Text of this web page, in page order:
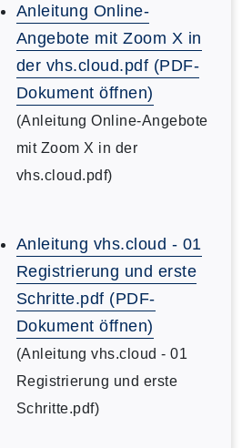
Anleitung Online-
Angebote mit Zoom X in
der vhs.cloud.pdf (PDF-
Dokument öffnen)
(Anleitung Online-Angebote
mit Zoom X in der
vhs.cloud.pdf)
Anleitung vhs.cloud - 01
Registrierung und erste
Schritte.pdf (PDF-
Dokument öffnen)
(Anleitung vhs.cloud - 01
Registrierung und erste
Schritte.pdf)